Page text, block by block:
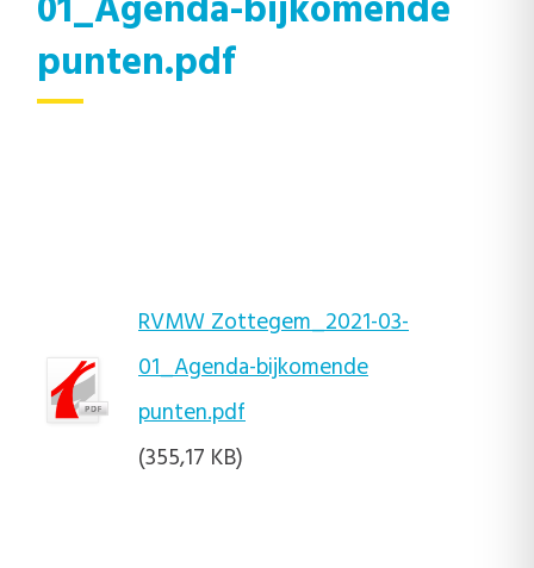
punten.pdf
RVMW Zottegem_2021-03-
01_Agenda-bijkomende
punten.pdf
(355,17 KB)